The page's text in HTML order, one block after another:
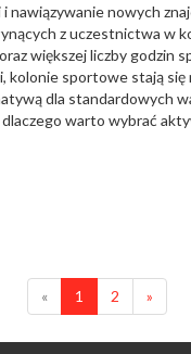
nawiązywanie nowych
z uczestnictwa w
większej liczby godzin
kolonie sportowe stają
dla standardowych
warto wybrać
« 1 2 »